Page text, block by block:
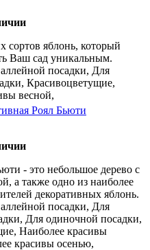
сортов яблонь, который
Ваш сад уникальным.
посадки, Для
Красивоцветущие,
весной,
Роял Бьюти
- это небольшое дерево с
а также одно из наиболее
декоративных яблонь.
посадки, Для
Для одиночной посадки,
Наиболее красивы
красивы осенью,